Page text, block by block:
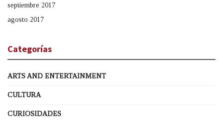
septiembre 2017
agosto 2017
Categorías
ARTS AND ENTERTAINMENT
CULTURA
CURIOSIDADES